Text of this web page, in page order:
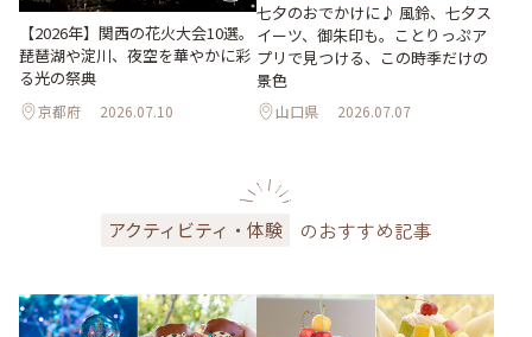
【2026年】関西の花火大会10選。
琵琶湖や淀川、夜空を華やかに彩
る光の祭典
京都府 2026.07.10
七夕のおでかけに♪ 風鈴、七夕ス
イーツ、御朱印も。ことりっぷア
プリで見つける、この時季だけの
景色
山口県 2026.07.07
アクティビティ・体験 のおすすめ記事